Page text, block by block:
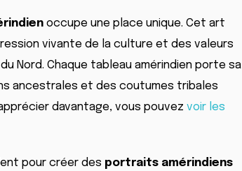
occupe une place unique. Cet art
vivante de la culture et des valeurs
Nord. Chaque tableau amérindien porte sa
ancestrales et des coutumes tribales
davantage, vous pouvez voir les
pour créer des portraits amérindiens